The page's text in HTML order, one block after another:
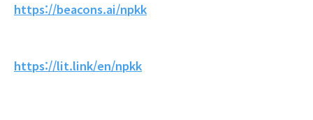
https://beacons.ai/npkk
https://lit.link/en/npkk